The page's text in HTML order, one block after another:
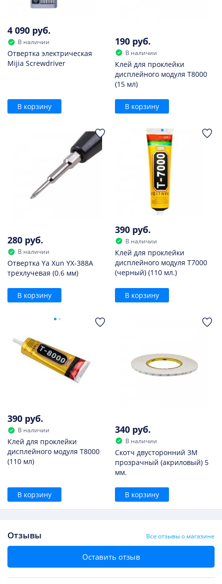
4 090 руб.
В наличии
Отвертка электрическая
Mijia Screwdriver
В корзину
190 руб.
В наличии
Клей для проклейки
дисплейного модуля T8000
(15 мл)
В корзину
280 руб.
В наличии
Отвертка Ya Xun YX-388A
трехлучевая (0.6 мм)
В корзину
390 руб.
В наличии
Клей для проклейки
дисплейного модуля T7000
(черный) (110 мл.)
В корзину
390 руб.
В наличии
Клей для проклейки
дисплейного модуля T8000
(110 мл)
В корзину
340 руб.
В наличии
Скотч двусторонний 3M
прозрачный (акриловый) 5
мм.
В корзину
Отзывы Все отзывы о магазине
Оставить отзыв